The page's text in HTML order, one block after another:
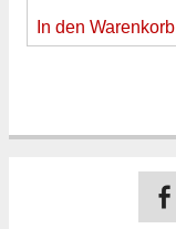
In den Warenkorb